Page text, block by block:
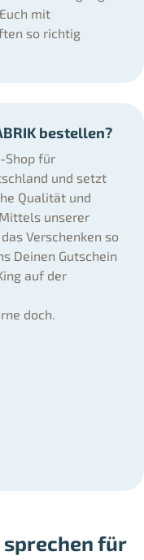
mit
so richtig
bestellen?
Shop für
und setzt
Qualität und
unserer
Verschenken so
Deinen Gutschein
auf der
doch.
für